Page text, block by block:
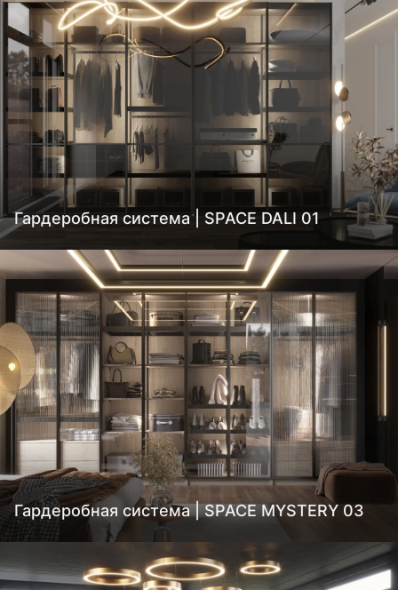
Гардеробная система | SPACE DALI 01
Гардеробная система | SPACE MYSTERY 03